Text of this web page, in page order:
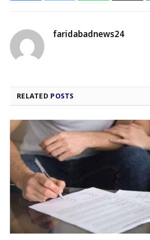
faridabadnews24
RELATED POSTS